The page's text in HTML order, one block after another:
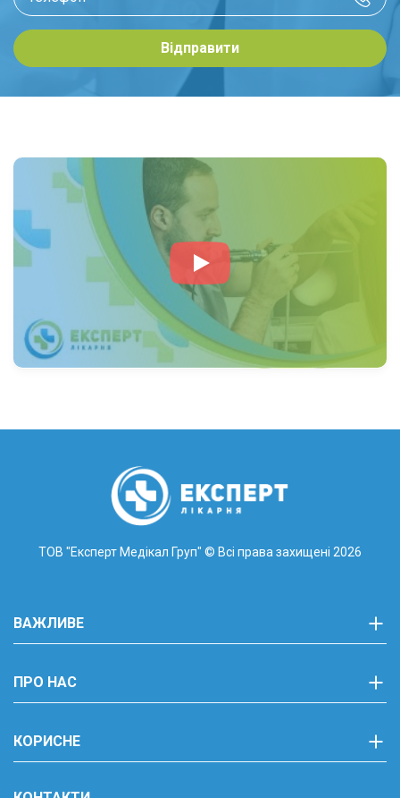
Відправити
ТОВ "Експерт Медікал Груп" © Всі права захищені 2026
ВАЖЛИВЕ
ПРО НАС
КОРИСНЕ